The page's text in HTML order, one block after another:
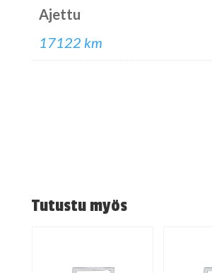
Ajettu
17122 km
Tutustu myös